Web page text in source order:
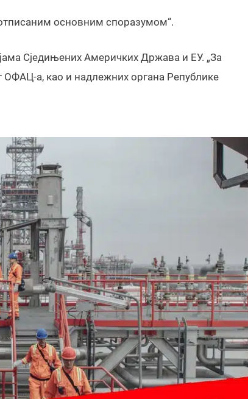
основним споразумом“.
Сједињених Америчких Држава и ЕУ. „За
ОФАЦ-а, као и надлежних органа Републике